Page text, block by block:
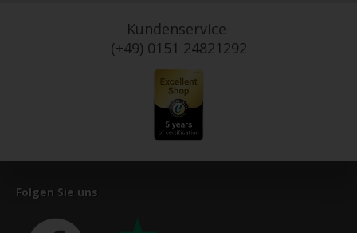
Kundenservice
(+49) 0151 24821292
Folgen Sie uns